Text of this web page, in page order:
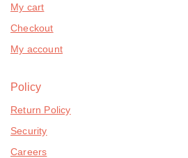
My cart
Checkout
My account
Policy
Return Policy
Security
Careers